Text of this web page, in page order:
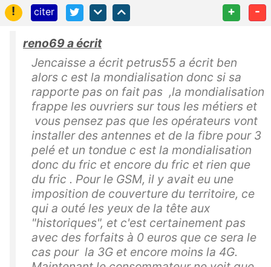
!
citer + -
reno69 a écrit
Jencaisse a écrit petrus55 a écrit ben
alors c est la mondialisation donc si sa
rapporte pas on fait pas ,la mondialisation
frappe les ouvriers sur tous les métiers et
vous pensez pas que les opérateurs vont
installer des antennes et de la fibre pour 3
pelé et un tondue c est la mondialisation
donc du fric et encore du fric et rien que
du fric . Pour le GSM, il y avait eu une
imposition de couverture du territoire, ce
qui a outé les yeux de la tête aux
"historiques", et c'est certainement pas
avec des forfaits à 0 euros que ce sera le
cas pour la 3G et encore moins la 4G.